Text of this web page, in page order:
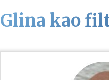
Glina kao